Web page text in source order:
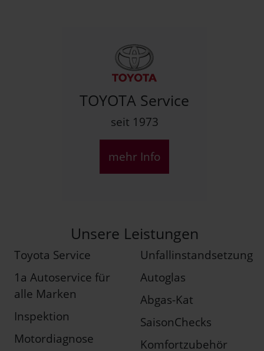
TOYOTA Service
seit 1973
mehr Info
Unsere Leistungen
Toyota Service
1a Autoservice für
alle Marken
Inspektion
Motordiagnose
Unfallinstandsetzung
Autoglas
Abgas-Kat
SaisonChecks
Komfortzubehör